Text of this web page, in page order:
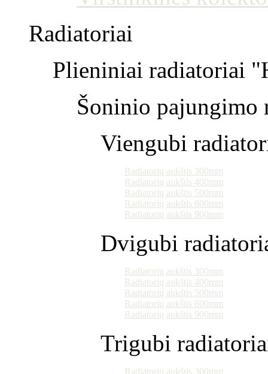
Radiatoriai
Plieniniai radiatoriai
Šoninio pajungimo
Viengubi
Radiatorių aukštis 300mm
Radiatorių aukštis 400mm
Radiatorių aukštis 500mm
Radiatorių aukštis 600mm
Radiatorių aukštis 900mm
Dvigubi
Radiatorių aukštis 300mm
Radiatorių aukštis 400mm
Radiatorių aukštis 500mm
Radiatorių aukštis 600mm
Radiatorių aukštis 900mm
Trigubi
Radiatorių aukštis 300mm